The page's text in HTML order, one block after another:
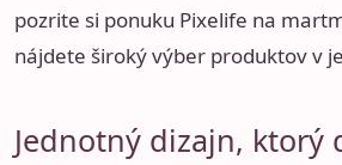
pozrite si ponuku Pixelife na
nájdete široký výber produktov v
Jednotný dizajn, ktorý